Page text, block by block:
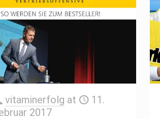
vitaminerfolg at
11.
2017